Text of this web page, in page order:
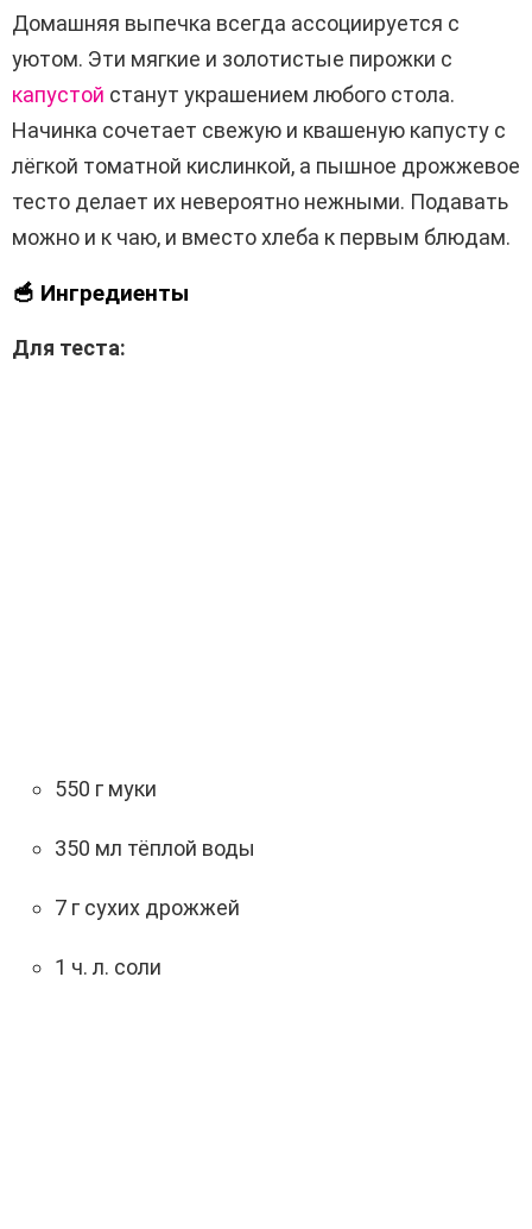
Домашняя выпечка всегда ассоциируется с
уютом. Эти мягкие и золотистые пирожки с
капустой станут украшением любого стола.
Начинка сочетает свежую и квашеную капусту с
лёгкой томатной кислинкой, а пышное дрожжевое
тесто делает их невероятно нежными. Подавать
можно и к чаю, и вместо хлеба к первым блюдам.
🥣 Ингредиенты
Для теста:
550 г муки
350 мл тёплой воды
7 г сухих дрожжей
1 ч. л. соли